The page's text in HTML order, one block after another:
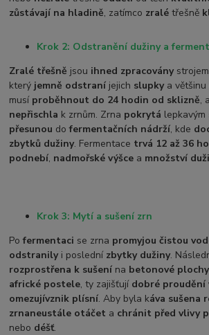
zůstávají na hladině, zatímco zralé třešně
Krok 2: Odstranění dužiny a
Zralé třešně jsou ihned zpracovány
který jemně odstraní jejich slupkya většinu
musí proběhnout do 24 hodin od sklizně,
nepřischla k zrnům. Zrna pokrytá lepkavým
přesunou dofermentačních nádrží, kde
zbytků dužiny. Fermentace trvá 12 až 36
podnebí, nadmořské výšce a množství
Krok 3: Mytí a sušení zrn
Pofermentaci se zrna promyjou čistou
odstranilyi poslední zbytky dužiny.
rozprostřena k sušení na betonové plochy
africké postele, ty zajišťují dobré proudění
omezujívznik plísní. Aby byla káva sušena
zrnaneustále otáčet a chránit před vlivy
nebo déšť.